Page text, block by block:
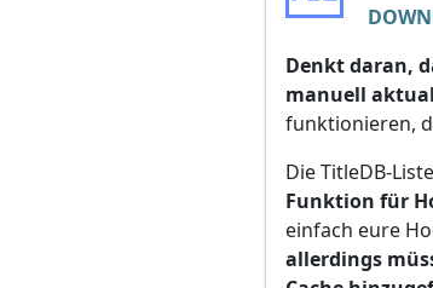
Denkt daran,
manuell
funktionieren,
Die TitleDB-
Funktion für
einfach eure
allerdings